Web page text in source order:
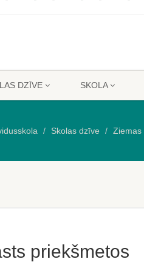
DZĪVE SKOLA
Skolas dzīve Ziemas
priekšmetos